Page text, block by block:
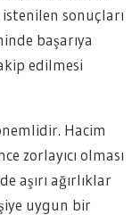
sonuçları
başarıya
edilmesi
Hacim
zorlayıcı olması
aşırı ağırlıklar
uygun bir